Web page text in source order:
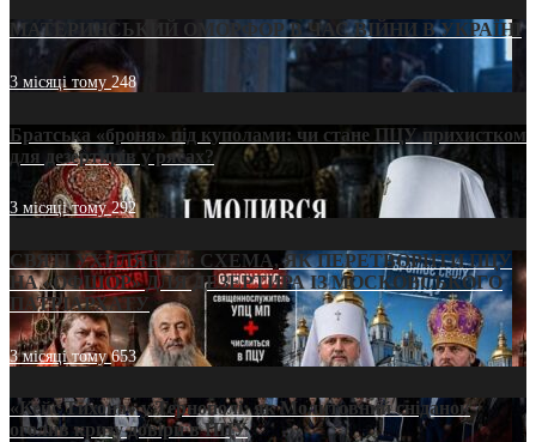
МАТЕРИНСЬКИЙ ОМОРФОР В ЧАС ВІЙНИ В УКРАЇНІ
3 місяці тому248
Братська «броня» під куполами: чи стане ПЦУ прихистком
для дезертирів у рясах?
3 місяці тому292
СВЯТІ УХИЛЯНТИ: СХЕМА, ЯК ПЕРЕТВОРИТИ ПЦУ
НА «ОФШОР» ДЛЯ ДЕЗЕРТИРА ІЗ МОСКОВСЬКОГО
ПАТРІАРХАТУ
3 місяці тому653
«Кейс Тихона» у Тернополі: як Молитовний сніданок
оголив кризу довіри в ПЦУ